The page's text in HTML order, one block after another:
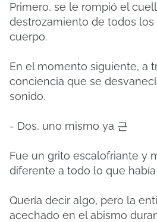
Primero, se le rompió el
destrozamiento de todos los
cuerpo.
En el momento siguiente, a
conciencia que se
sonido.
- Dos, uno mismo ya 근
Fue un grito escalofriante y
diferente a todo lo que
Quería decir algo, pero la
acechado en el abismo